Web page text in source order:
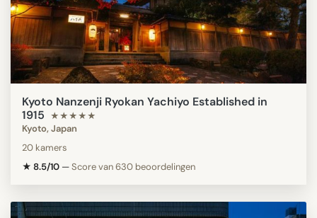
Kyoto Nanzenji Ryokan Yachiyo Established in
1915
★★★★★
Kyoto, Japan
20 kamers
★ 8.5/10 —Score van 630 beoordelingen